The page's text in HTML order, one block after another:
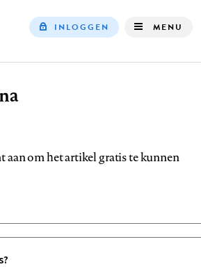
INLOGGEN MENU
aan om het artikel gratis te kunnen